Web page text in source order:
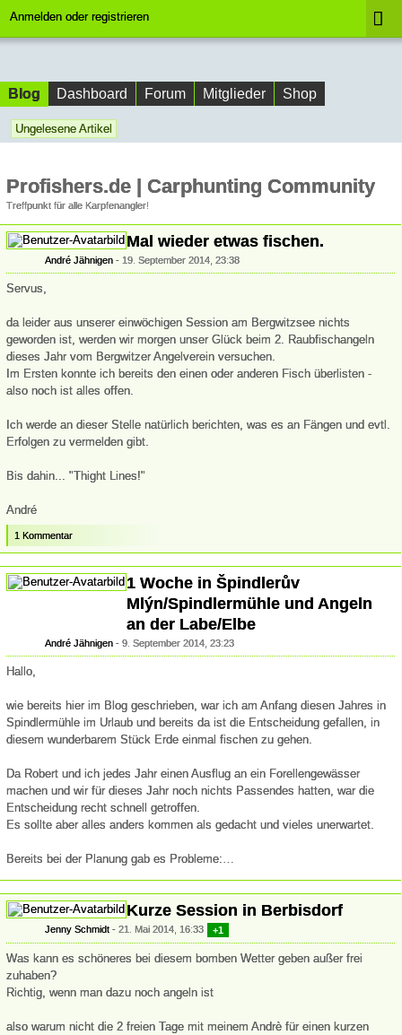
Anmelden oder registrieren
Blog Dashboard Forum Mitglieder Shop
Ungelesene Artikel
Profishers.de | Carphunting Community
Treffpunkt für alle Karpfenangler!
Mal wieder etwas fischen.
André Jähnigen 19. September 2014, 23:38
Servus,
da leider aus unserer einwöchigen Session am Bergwitzsee nichts
geworden ist, werden wir morgen unser Glück beim 2. Raubfischangeln
dieses Jahr vom Bergwitzer Angelverein versuchen.
Im Ersten konnte ich bereits den einen oder anderen Fisch überlisten -
also noch ist alles offen.
Ich werde an dieser Stelle natürlich berichten, was es an Fängen und evtl.
Erfolgen zu vermelden gibt.
Bis dahin... "Thight Lines!"
André
1 Kommentar
1 Woche in Špindlerův
Mlýn/Spindlermühle und Angeln
an der Labe/Elbe
André Jähnigen 9. September 2014, 23:23
Hallo,
wie bereits hier im Blog geschrieben, war ich am Anfang diesen Jahres in
Spindlermühle im Urlaub und bereits da ist die Entscheidung gefallen, in
diesem wunderbarem Stück Erde einmal fischen zu gehen.
Da Robert und ich jedes Jahr einen Ausflug an ein Forellengewässer
machen und wir für dieses Jahr noch nichts Passendes hatten, war die
Entscheidung recht schnell getroffen.
Es sollte aber alles anders kommen als gedacht und vieles unerwartet.
Bereits bei der Planung gab es Probleme:…
Kurze Session in Berbisdorf
Jenny Schmidt 21. Mai 2014, 16:33 +1
Was kann es schöneres bei diesem bomben Wetter geben außer frei
zuhaben?
Richtig, wenn man dazu noch angeln ist
also warum nicht die 2 freien Tage mit meinem Andrè für einen kurzen